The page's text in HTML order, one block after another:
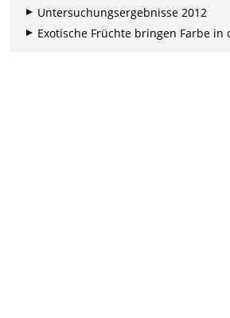
Untersuchungsergebnisse 2012
Exotische Früchte bringen Farbe in